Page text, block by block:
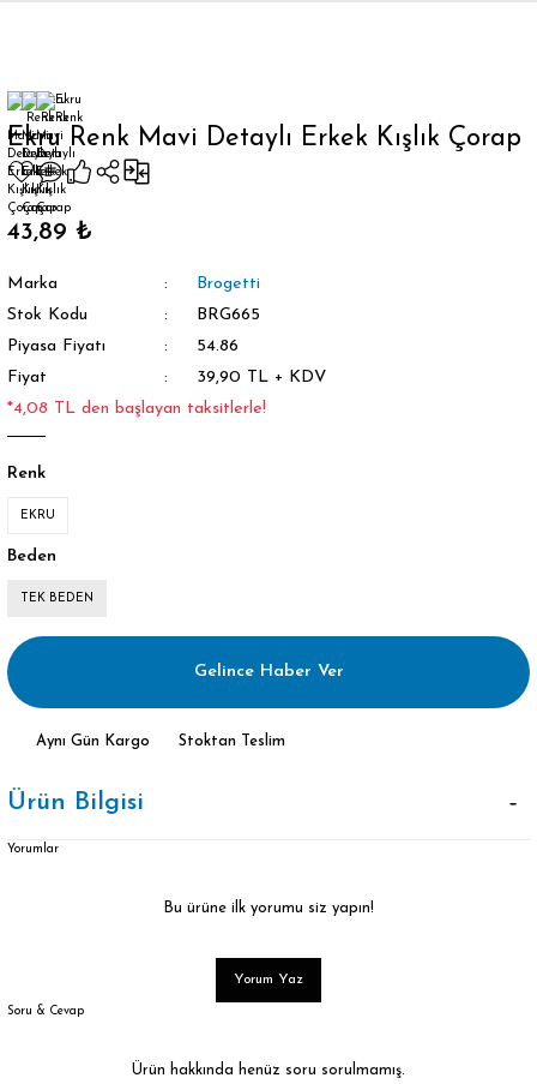
Ekru Renk Mavi Detaylı Erkek Kışlık Çorap
43,89 ₺
Marka
Brogetti
Stok Kodu
BRG665
Piyasa Fiyatı
54.86
Fiyat
39,90 TL + KDV
*4,08 TL den başlayan taksitlerle!
Renk
EKRU
Beden
TEK BEDEN
Gelince Haber Ver
Aynı Gün Kargo Stoktan Teslim
Ürün Bilgisi
Yorumlar
Bu ürüne ilk yorumu siz yapın!
Yorum Yaz
Soru & Cevap
Ürün hakkında henüz soru sorulmamış.